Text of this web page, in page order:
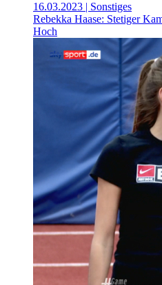
16.03.2023 | Sonstiges
Rebekka Haase: Stetiger
Hoch